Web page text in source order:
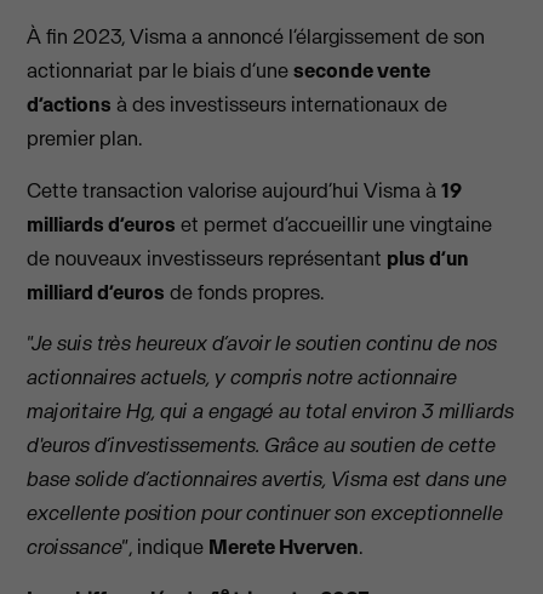
À fin 2023, Visma a annoncé l’élargissement de son
actionnariat par le biais d’uneseconde vente
d’actions à des investisseurs internationaux de
premier plan.
Cette transaction valorise aujourd’hui Visma à19
milliards d’euros et permet d’accueillir une vingtaine
de nouveaux investisseurs représentant plus d’un
milliard d’euros de fonds propres.
"Je suis très heureux d’avoir le soutien continu de nos
actionnaires actuels, y compris notre actionnaire
majoritaire Hg, qui a engagé au total environ 3 milliards
d'euros d’investissements. Grâce au soutien de cette
base solide d’actionnaires avertis, Visma est dans une
excellente position pour continuer son exceptionnelle
croissance", indique MereteHverven.